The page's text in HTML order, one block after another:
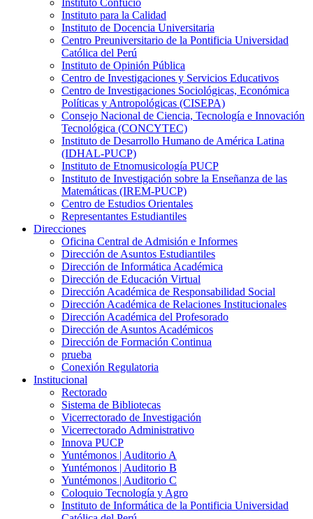
Instituto Confucio
Instituto para la Calidad
Instituto de Docencia Universitaria
Centro Preuniversitario de la Pontificia Universidad
Católica del Perú
Instituto de Opinión Pública
Centro de Investigaciones y Servicios Educativos
Centro de Investigaciones Sociológicas, Económica
Políticas y Antropológicas (CISEPA)
Consejo Nacional de Ciencia, Tecnología e Innovación
Tecnológica (CONCYTEC)
Instituto de Desarrollo Humano de América Latina
(IDHAL-PUCP)
Instituto de Etnomusicología PUCP
Instituto de Investigación sobre la Enseñanza de las
Matemáticas (IREM-PUCP)
Centro de Estudios Orientales
Representantes Estudiantiles
Direcciones
Oficina Central de Admisión e Informes
Dirección de Asuntos Estudiantiles
Dirección de Informática Académica
Dirección de Educación Virtual
Dirección Académica de Responsabilidad Social
Dirección Académica de Relaciones Institucionales
Dirección Académica del Profesorado
Dirección de Asuntos Académicos
Dirección de Formación Continua
prueba
Conexión Regulatoria
Institucional
Rectorado
Sistema de Bibliotecas
Vicerrectorado de Investigación
Vicerrectorado Administrativo
Innova PUCP
Yuntémonos | Auditorio A
Yuntémonos | Auditorio B
Yuntémonos | Auditorio C
Coloquio Tecnología y Agro
Instituto de Informática de la Pontificia Universidad